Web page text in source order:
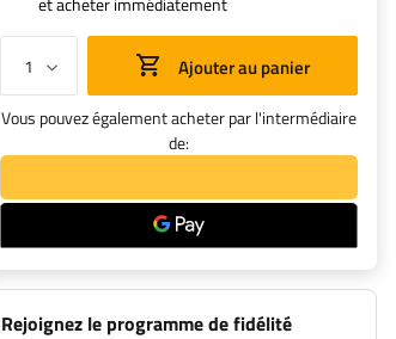
Ajouter au panier
Vous pouvez également acheter par l'intermédiaire
de:
Rejoignez le programme de fidélité